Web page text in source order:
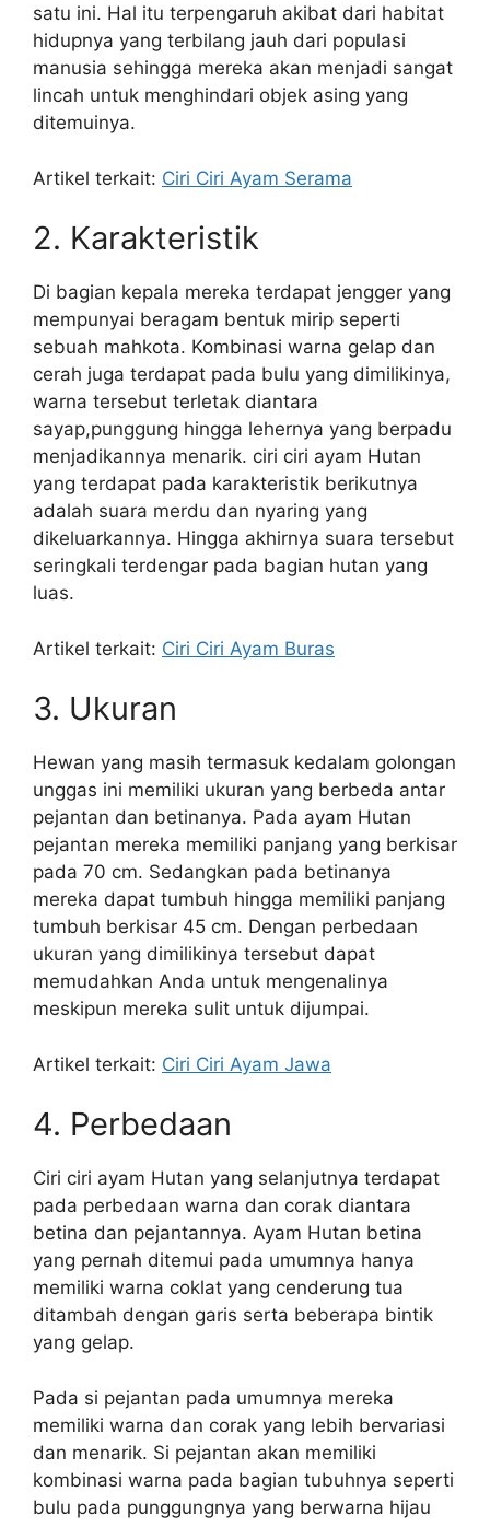
satu ini. Hal itu terpengaruh akibat dari habitat
hidupnya yang terbilang jauh dari populasi
manusia sehingga mereka akan menjadi sangat
lincah untuk menghindari objek asing yang
ditemuinya.
Artikel terkait: Ciri Ciri Ayam Serama
2. Karakteristik
Di bagian kepala mereka terdapat jengger yang
mempunyai beragam bentuk mirip seperti
sebuah mahkota. Kombinasi warna gelap dan
cerah juga terdapat pada bulu yang dimilikinya,
warna tersebut terletak diantara
sayap,punggung hingga lehernya yang berpadu
menjadikannya menarik. ciri ciri ayam Hutan
yang terdapat pada karakteristik berikutnya
adalah suara merdu dan nyaring yang
dikeluarkannya. Hingga akhirnya suara tersebut
seringkali terdengar pada bagian hutan yang
luas.
Artikel terkait: Ciri Ciri Ayam Buras
3. Ukuran
Hewan yang masih termasuk kedalam golongan
unggas ini memiliki ukuran yang berbeda antar
pejantan dan betinanya. Pada ayam Hutan
pejantan mereka memiliki panjang yang berkisar
pada 70 cm. Sedangkan pada betinanya
mereka dapat tumbuh hingga memiliki panjang
tumbuh berkisar 45 cm. Dengan perbedaan
ukuran yang dimilikinya tersebut dapat
memudahkan Anda untuk mengenalinya
meskipun mereka sulit untuk dijumpai.
Artikel terkait: Ciri Ciri Ayam Jawa
4. Perbedaan
Ciri ciri ayam Hutan yang selanjutnya terdapat
pada perbedaan warna dan corak diantara
betina dan pejantannya. Ayam Hutan betina
yang pernah ditemui pada umumnya hanya
memiliki warna coklat yang cenderung tua
ditambah dengan garis serta beberapa bintik
yang gelap.
Pada si pejantan pada umumnya mereka
memiliki warna dan corak yang lebih bervariasi
dan menarik. Si pejantan akan memiliki
kombinasi warna pada bagian tubuhnya seperti
bulu pada punggungnya yang berwarna hijau